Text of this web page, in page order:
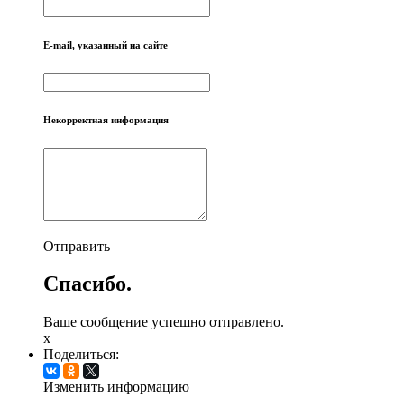
E-mail, указанный на сайте
Некорректная информация
Отправить
Спасибо.
Ваше сообщение успешно отправлено.
x
Поделиться:
Изменить информацию